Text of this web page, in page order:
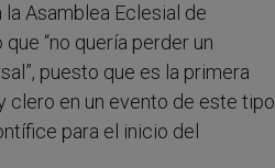
Asamblea Eclesial de
“no quería perder un
puesto que es la primera
en un evento de este tipo.
para el inicio del